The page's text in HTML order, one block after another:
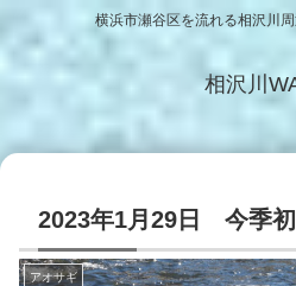
横浜市瀬谷区を流れる相沢川
相沢川
2023年1月29日 今季初
アオサギ